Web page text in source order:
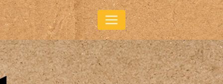
Panneau de gestion des cookies